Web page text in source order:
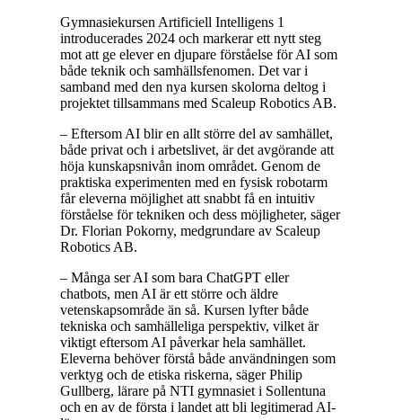
Gymnasiekursen Artificiell Intelligens 1
introducerades 2024 och markerar ett nytt steg
mot att ge elever en djupare förståelse för AI som
både teknik och samhällsfenomen. Det var i
samband med den nya kursen skolorna deltog i
projektet tillsammans med Scaleup Robotics AB.
– Eftersom AI blir en allt större del av samhället,
både privat och i arbetslivet, är det avgörande att
höja kunskapsnivån inom området. Genom de
praktiska experimenten med en fysisk robotarm
får eleverna möjlighet att snabbt få en intuitiv
förståelse för tekniken och dess möjligheter, säger
Dr. Florian Pokorny, medgrundare av Scaleup
Robotics AB.
– Många ser AI som bara ChatGPT eller
chatbots, men AI är ett större och äldre
vetenskapsområde än så. Kursen lyfter både
tekniska och samhälleliga perspektiv, vilket är
viktigt eftersom AI påverkar hela samhället.
Eleverna behöver förstå både användningen som
verktyg och de etiska riskerna, säger Philip
Gullberg, lärare på NTI gymnasiet i Sollentuna
och en av de första i landet att bli legitimerad AI-